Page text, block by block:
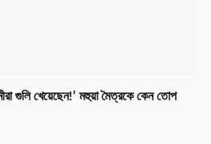
গুলি খেয়েছেন!’ মহুয়া মৈত্রকে কেন তোপ